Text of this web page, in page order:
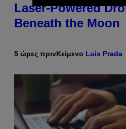
Laser-Powered
Beneath the Moon
5 ώρες πρινΚείμενο Luis Prada